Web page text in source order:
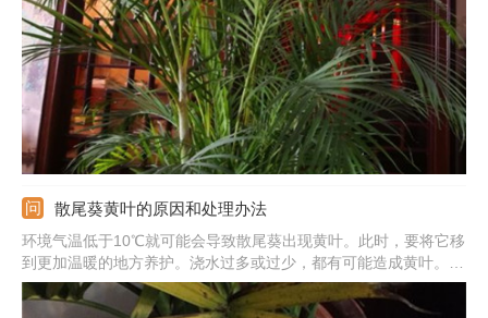
黄的叶子剪除掉，之后移到阴凉处，接触柔和散光。
散尾葵黄叶的原因和处理办法
环境气温低于10℃就可能会导致散尾葵出现黄叶。此时，要将它移
到更加温暖的地方养护。浇水过多或过少，都有可能造成黄叶。此
时要适当浇水，保持土壤微湿。光照太强可能会导致它出现黄叶。
此时，要将它移放到阴凉通风处养护。土壤的碱性太强也会导致黄